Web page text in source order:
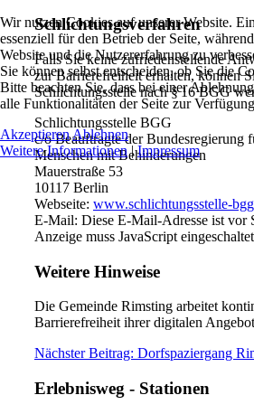
Schlichtungsverfahren
Falls Sie keine zufriedenstellende
zur Barrierefreiheit erhalten, können
Schlichtungsstelle nach § 16 BGG
Schlichtungsstelle BGG
c/o Beauftragte der Bundesregierung
Menschen mit Behinderungen
Mauerstraße 53
10117 Berlin
Webseite: www.schlichtungsstelle-
E-Mail: Diese E-Mail-Adresse ist vor
Anzeige muss JavaScript
Weitere Hinweise
Die Gemeinde Rimsting arbeitet
Barrierefreiheit ihrer digitalen
Nächster Beitrag: Dorfspaziergang
Erlebnisweg - Stationen
Wir nutzen Cookies auf unserer Website.
essenziell für den Betrieb der Seite,
Website und die Nutzererfahrung zu
Sie können selbst entscheiden, ob Sie die
Bitte beachten Sie, dass bei einer
alle Funktionalitäten der Seite zur
AkzeptierenAblehnen
Weitere Informationen|Impressum